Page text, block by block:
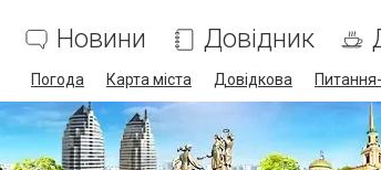
Новини Довідник
Погода Карта міста Довідкова